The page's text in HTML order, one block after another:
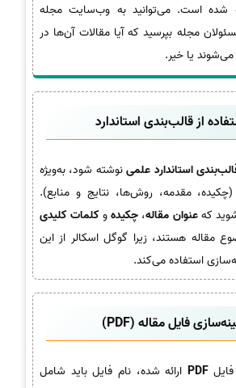
شده است. می‌توانید به وب‌سایت مجله
مجله بپرسید که آیا مقالات آن‌ها در
می‌شوند یا خیر.
استاندارد علمینوشته شود، به‌ویژه
مقدمه، روش‌ها، نتایج و منابع).
کهعنوان مقاله، چکیدهو کلمات کلیدی
مقاله هستند، زیرا گوگل اسکالر از این
استفاده می‌کند.
فایلPDF ارائه شده، نام فایل باید شامل